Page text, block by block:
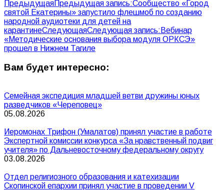
ПредыдущаяПредыдущая запись:Сообщество «Город
святой Екатерины» запустило флешмоб по созданию
народной аудиотеки для детей на
карантинеСледующаяСледующая запись: Вебинар
«Методические основания выбора модуля ОРКСЭ»
прошел в Нижнем Тагиле
Вам будет интересно:
Семейная экспедиция младшей ветви дружины юных
разведчиков «Череповец»
05.08.2026
Иеромонах Трифон (Умалатов) принял участие в работе
Экспертной комиссии конкурса «За нравственный подвиг
учителя» по Дальневосточному федеральному округу
03.08.2026
Отдел религиозного образования и катехизации
Скопинской епархии принял участие в проведении V